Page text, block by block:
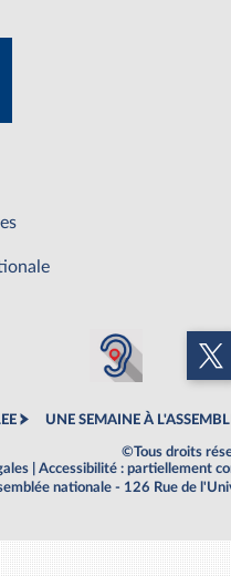
UNE SEMAINE À
©Tous droits
Accessibilité : partiellement
nationale - 126 Rue de